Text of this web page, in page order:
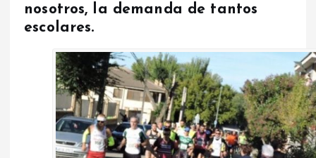
nosotros, la demanda de tantos
escolares.